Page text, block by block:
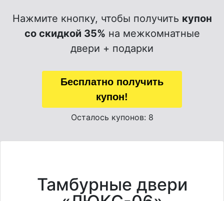
Нажмите кнопку, чтобы получить купон
со скидкой 35% на межкомнатные
двери + подарки
Бесплатно получить
купон!
Осталось купонов: 8
Тамбурные двери